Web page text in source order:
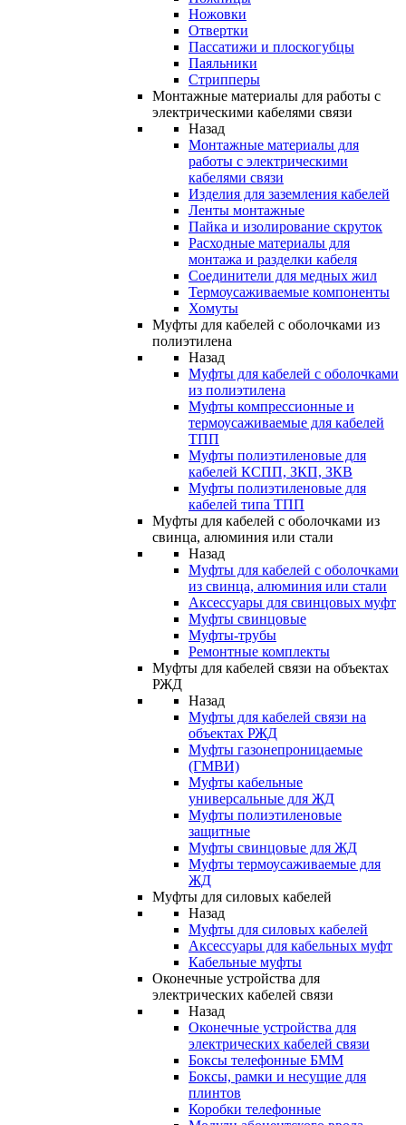
Ножовки
Отвертки
Пассатижи и плоскогубцы
Паяльники
Стрипперы
Монтажные материалы для работы с
электрическими кабелями связи
Назад
Монтажные материалы для
работы с электрическими
кабелями связи
Изделия для заземления кабелей
Ленты монтажные
Пайка и изолирование скруток
Расходные материалы для
монтажа и разделки кабеля
Соединители для медных жил
Термоусаживаемые компоненты
Хомуты
Муфты для кабелей с оболочками из
полиэтилена
Назад
Муфты для кабелей с оболочками
из полиэтилена
Муфты компрессионные и
термоусаживаемые для кабелей
ТПП
Муфты полиэтиленовые для
кабелей КСПП, ЗКП, ЗКВ
Муфты полиэтиленовые для
кабелей типа ТПП
Муфты для кабелей с оболочками из
свинца, алюминия или стали
Назад
Муфты для кабелей с оболочками
из свинца, алюминия или стали
Аксессуары для свинцовых муфт
Муфты свинцовые
Муфты-трубы
Ремонтные комплекты
Муфты для кабелей связи на объектах
РЖД
Назад
Муфты для кабелей связи на
объектах РЖД
Муфты газонепроницаемые
(ГМВИ)
Муфты кабельные
универсальные для ЖД
Муфты полиэтиленовые
защитные
Муфты свинцовые для ЖД
Муфты термоусаживаемые для
ЖД
Муфты для силовых кабелей
Назад
Муфты для силовых кабелей
Аксессуары для кабельных муфт
Кабельные муфты
Оконечные устройства для
электрических кабелей связи
Назад
Оконечные устройства для
электрических кабелей связи
Боксы телефонные БММ
Боксы, рамки и несущие для
плинтов
Коробки телефонные